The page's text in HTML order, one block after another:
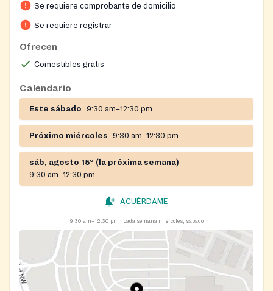
CarePointe Food Pantry is open to customers on
Wednesdays and Saturdays from 9:30 a.m. to 4:30
p.m. m. to 12:30 p.m. m.
complete details, directions, holiday closures, and a
list of items you can donate.
Call (678) 802-7233 to confirm holiday and inclement
weather closures.
Se requiere comprobante de domicilio
Se requiere registrar
Ofrecen
Comestibles gratis
Calendario
Este sábado 9:30 am–12:30 pm
Próximo miércoles 9:30 am–12:30 pm
sáb, agosto 15º (la próxima semana)
9:30 am–12:30 pm
ACUÉRDAME
9:30 am–12:30 pm cada semana miércoles, sábado